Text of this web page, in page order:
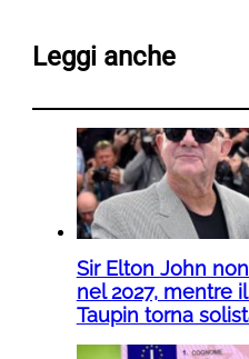
Leggi anche
Sir Elton John
nel 2027, mentre
Taupin torna